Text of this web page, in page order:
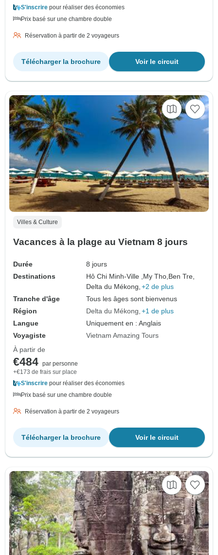
S'inscrire pour réaliser des économies
Prix basé sur une chambre double
Réservation à partir de 2 voyageurs
Voir le circuit
Télécharger la brochure
Villes & Culture
Vacances à la plage au Vietnam 8 jours
Durée
8 jours
Destinations
Hô Chi Minh-Ville , My Tho, Ben Tre,
Delta du Mékong, +2 de plus
Tranche d'âge
Tous les âges sont bienvenus
Région
Delta du Mékong +1 de plus
Langue
Uniquement en : Anglais
Voyagiste
Vietnam Amazing Tours
À partir de
€484 par personne
+€173 de frais sur place
S'inscrire pour réaliser des économies
Prix basé sur une chambre double
Réservation à partir de 2 voyageurs
Voir le circuit
Télécharger la brochure